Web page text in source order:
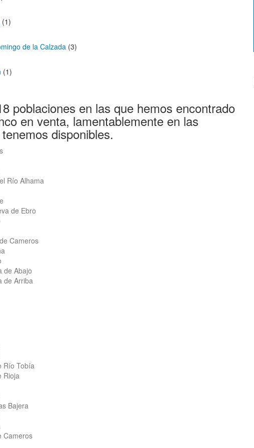
(1)
de la Calzada (3)
(1)
poblaciones en las que hemos encontrado
en venta, lamentablemente en las
disponibles.
Río Alhama
de Ebro
Cameros
de Abajo
de Arriba
Río Tobía
Rioja
Bajera
Cameros